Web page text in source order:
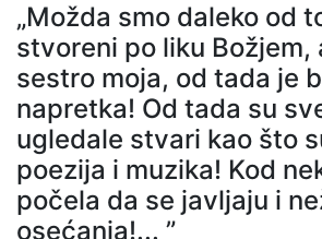
„Možda smo daleko od
stvoreni po liku Božjem,
sestro moja, od tada je
napretka! Od tada su
ugledale stvari kao što
poezija i muzika! Kod
počela da se javljaju i
osećanja!... ”